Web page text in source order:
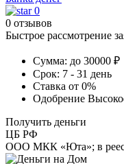
0
0 отзывов
Быстрое рассмотрение
Сумма: до 30000 ₽
Срок: 7 - 31 день
Ставка от 0%
Одобрение
Получить деньги
ЦБ РФ
ООО МКК «Юта»; в